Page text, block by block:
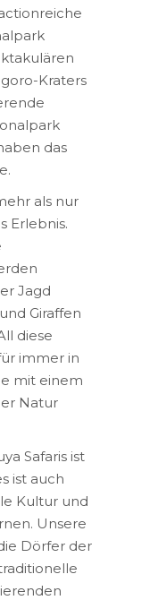
Kraters
das
als nur
Erlebnis.
Jagd
Giraffen
diese
immer in
mit einem
Natur
Safaris ist
ist auch
Kultur und
Unsere
Dörfer der